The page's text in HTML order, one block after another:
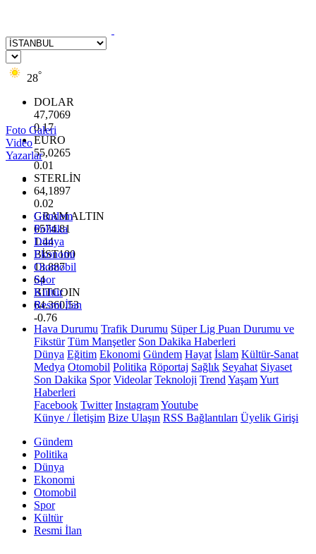
28°
DOLAR
47,7069
0.17
EURO
55,0265
0.01
STERLİN
64,1897
0.02
GRAM ALTIN
6574.81
1.44
BİST100
13.887
64
BITCOIN
64.360,53
-0.76
Foto Galeri
Video
Yazarlar
Gündem
Politika
Dünya
Ekonomi
Otomobil
Spor
Kültür
Resmi İlan
Hava Durumu Trafik Durumu Süper Lig Puan Durumu ve
Fikstür Tüm Manşetler Son Dakika Haberleri
Dünya Eğitim Ekonomi Gündem Hayat İslam Kültür-Sanat
Medya Otomobil Politika Röportaj Sağlık Seyahat Siyaset
Son Dakika Spor Videolar Teknoloji Trend YaşamYurt
Haberleri
Facebook Twitter InstagramYoutube
Künye / İletişim Bize Ulaşın RSS Bağlantıları Üyelik Girişi
Gündem
Politika
Dünya
Ekonomi
Otomobil
Spor
Kültür
Resmi İlan